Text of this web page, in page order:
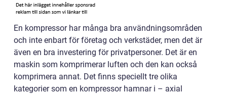
En kompressor har många bra användningsområden
och inte enbart för företag och verkstäder, men det är
även en bra investering för privatpersoner. Det är en
maskin som komprimerar luften och den kan också
komprimera annat. Det finns speciellt tre olika
kategorier som en kompressor hamnar i – axial